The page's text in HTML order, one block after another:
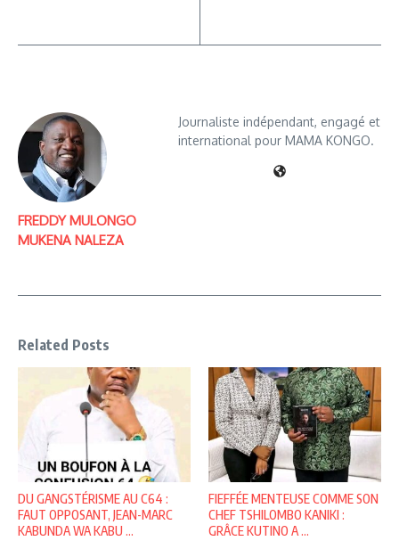
FREDDY MULONGO
MUKENA NALEZA
Journaliste indépendant, engagé et
international pour MAMA KONGO.
Related Posts
DU GANGSTÉRISME AU C64 :
FAUT OPPOSANT, JEAN-MARC
KABUNDA WA KABU ...
FIEFFÉE MENTEUSE COMME SON
CHEF TSHILOMBO KANIKI :
GRÂCE KUTINO A ...